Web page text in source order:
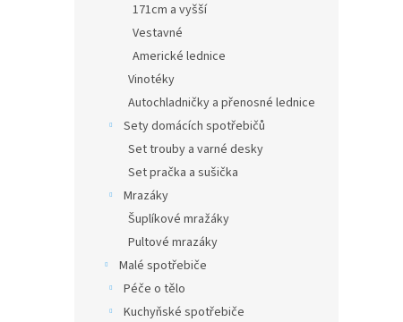
171cm a vyšší
Vestavné
Americké lednice
Vinotéky
Autochladničky a přenosné lednice
Sety domácích spotřebičů
Set trouby a varné desky
Set pračka a sušička
Mrazáky
Šuplíkové mražáky
Pultové mrazáky
Malé spotřebiče
Péče o tělo
Kuchyňské spotřebiče